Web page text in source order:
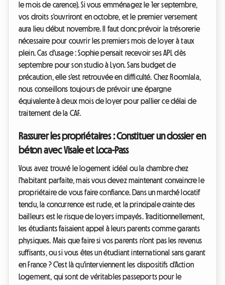
le mois de carence). Si vous emménagez le 1er septembre,
vos droits s'ouvriront en octobre, et le premier versement
aura lieu début novembre. Il faut donc prévoir la trésorerie
nécessaire pour couvrir les premiers mois de loyer à taux
plein. Cas d'usage : Sophie pensait recevoir ses APL dès
septembre pour son studio à Lyon. Sans budget de
précaution, elle s'est retrouvée en difficulté. Chez Roomlala,
nous conseillons toujours de prévoir une épargne
équivalente à deux mois de loyer pour pallier ce délai de
traitement de la CAF.
Rassurer les propriétaires : Constituer un dossier en
béton avec Visale et Loca-Pass
Vous avez trouvé le logement idéal ou la chambre chez
l'habitant parfaite, mais vous devez maintenant convaincre le
propriétaire de vous faire confiance. Dans un marché locatif
tendu, la concurrence est rude, et la principale crainte des
bailleurs est le risque de loyers impayés. Traditionnellement,
les étudiants faisaient appel à leurs parents comme garants
physiques. Mais que faire si vos parents n'ont pas les revenus
suffisants, ou si vous êtes un étudiant international sans garant
en France ? C'est là qu'interviennent les dispositifs d'Action
Logement, qui sont de véritables passeports pour le